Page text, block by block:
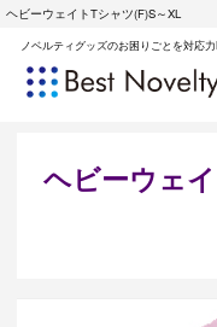
ヘビーウェイトTシャツ(F)S～XL
ノベルティグッズのお困りごとを対応
ヘビーウェ